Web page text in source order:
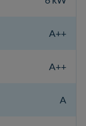
A++
A++
A